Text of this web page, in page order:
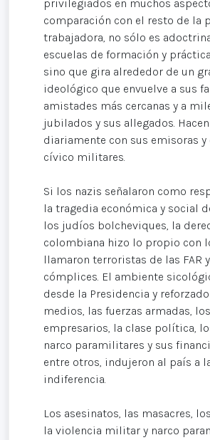
privilegiados en muchos
comparación con el resto de la
trabajadora, no sólo es
escuelas de formación y
sino que gira alrededor de un
ideológico que envuelve a sus
amistades más cercanas y a
jubilados y sus allegados.
diariamente con sus emisoras y
cívico militares.
Si los nazis señalaron como
la tragedia económica y social
los judíos bolcheviques, la
colombiana hizo lo propio con
llamaron terroristas de las FAR
cómplices. El ambiente
desde la Presidencia y
medios, las fuerzas armadas, los
empresarios, la clase política,
narco paramilitares y sus
entre otros, indujeron al país a
indiferencia.
Los asesinatos, las masacres,
la violencia militar y narco